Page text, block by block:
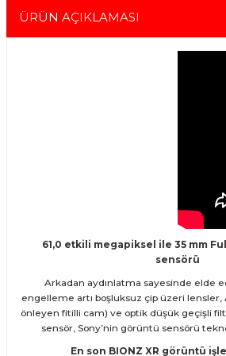
arayabilirsiniz.
ürünlerinizi aldığınız tarihten itibaren
ÜRÜN AÇIKLAMASI
61,0 etkili megapiksel ile 35 mm
sensörü
Arkadan aydınlatma sayesinde elde
engelleme artı boşluksuz çip üzeri lensler,
önleyen fitilli cam) ve optik düşük geçişli
sensör, Sony’nin görüntü sensörü
En son BIONZ XR görüntü